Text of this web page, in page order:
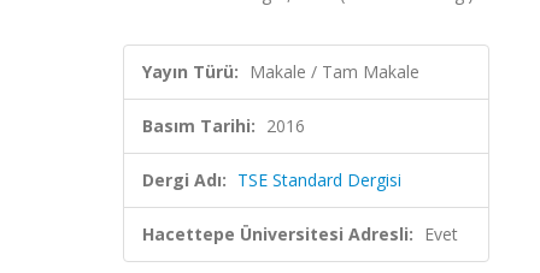
Yayın Türü: Makale / Tam Makale
Basım Tarihi: 2016
Dergi Adı: TSE Standard Dergisi
Hacettepe Üniversitesi Adresli: Evet